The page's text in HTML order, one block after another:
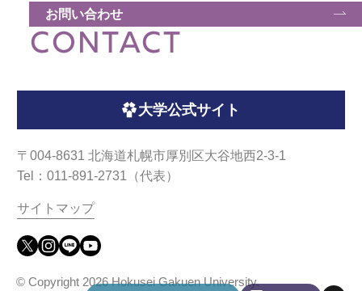
お問い合わせ
CONTACT
大学公式サイト
〒004-8631 北海道札幌市厚別区大谷地西2-3-1
Tel：011-891-2731（代表）
サイトマップ
© Copyright 2026 Hokusei Gakuen University.